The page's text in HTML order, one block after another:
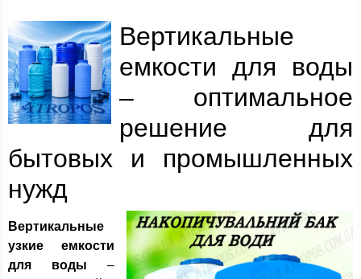
Вертикальные
емкости для воды
– оптимальное
решение для
бытовых и промышленных
нужд
Вертикальные
узкие емкости
для воды –